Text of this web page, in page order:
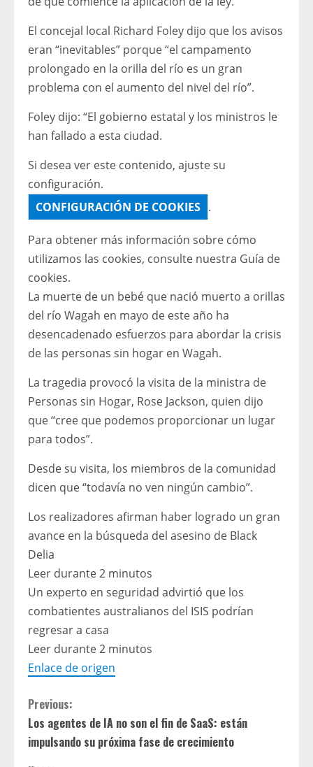
El concejal local Richard Foley dijo que los avisos
eran “inevitables” porque “el campamento
prolongado en la orilla del río es un gran
problema con el aumento del nivel del río”.
Foley dijo: “El gobierno estatal y los ministros le
han fallado a esta ciudad.
Si desea ver este contenido, ajuste su
configuración.
CONFIGURACIÓN DE COOKIES .
Para obtener más información sobre cómo
utilizamos las cookies, consulte nuestra Guía de
cookies.
La muerte de un bebé que nació muerto a orillas
del río Wagah en mayo de este año ha
desencadenado esfuerzos para abordar la crisis
de las personas sin hogar en Wagah.
La tragedia provocó la visita de la ministra de
Personas sin Hogar, Rose Jackson, quien dijo
que “cree que podemos proporcionar un lugar
para todos”.
Desde su visita, los miembros de la comunidad
dicen que “todavía no ven ningún cambio”.
Los realizadores afirman haber logrado un gran
avance en la búsqueda del asesino de Black
Delia
Leer durante 2 minutos
Un experto en seguridad advirtió que los
combatientes australianos del ISIS podrían
regresar a casa
Leer durante 2 minutos
Enlace de origen
C
o
Previous:
Los agentes de IA no son el fin de SaaS: están
impulsando su próxima fase de crecimiento